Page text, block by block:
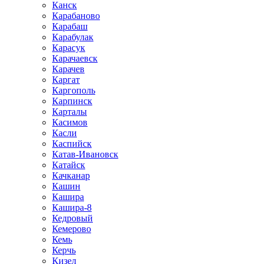
Канск
Карабаново
Карабаш
Карабулак
Карасук
Карачаевск
Карачев
Каргат
Каргополь
Карпинск
Карталы
Касимов
Касли
Каспийск
Катав-Ивановск
Катайск
Качканар
Кашин
Кашира
Кашира-8
Кедровый
Кемерово
Кемь
Керчь
Кизел